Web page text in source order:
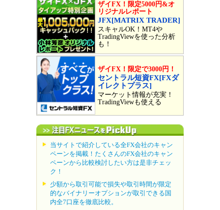
ザイFX！限定5000円&オ
リジナルレポート
JFX[MATRIX TRADER]
スキャルOK！MT4や
TradingViewを使った分析
も！
ザイFX！限定で3000円！
セントラル短資FX[FXダ
イレクトプラス]
マーケット情報が充実！
TradingViewも使える
当サイトで紹介している全FX会社のキャン
ペーンを掲載！たくさんのFX会社のキャン
ペーンから比較検討したい方は是非チェッ
ク！
少額から取引可能で損失や取引時間が限定
的なバイナリーオプションが取引できる国
内全7口座を徹底比較。